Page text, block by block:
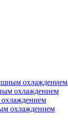
охлаждением
охлаждением
охлаждением
охлаждением